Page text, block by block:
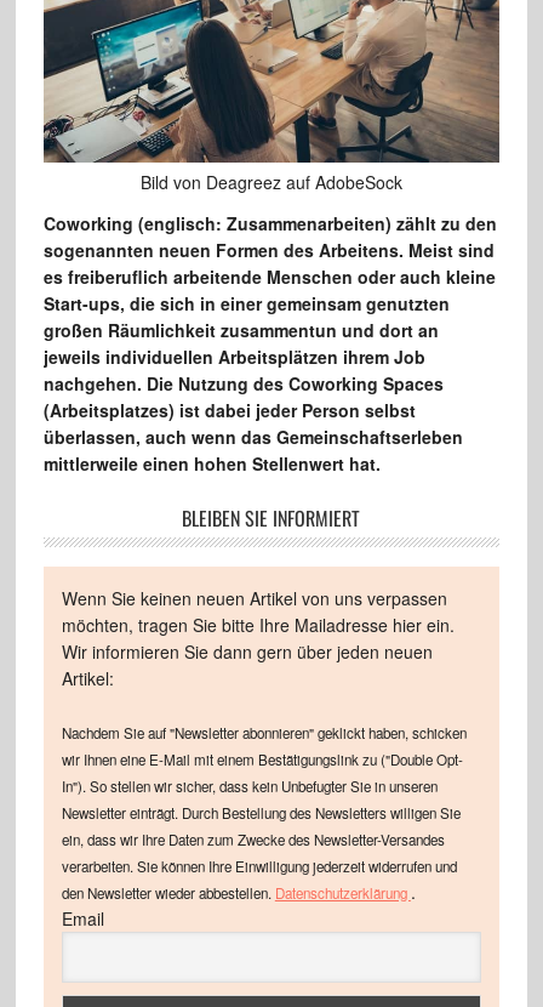
Bild von Deagreez auf AdobeSock
Coworking (englisch: Zusammenarbeiten) zählt zu den
sogenannten neuen Formen des Arbeitens. Meist sind
es freiberuflich arbeitende Menschen oder auch kleine
Start-ups, die sich in einer gemeinsam genutzten
großen Räumlichkeit zusammentun und dort an
jeweils individuellen Arbeitsplätzen ihrem Job
nachgehen. Die Nutzung des Coworking Spaces
(Arbeitsplatzes) ist dabei jeder Person selbst
überlassen, auch wenn das Gemeinschaftserleben
mittlerweile einen hohen Stellenwert hat.
BLEIBEN SIE INFORMIERT
Wenn Sie keinen neuen Artikel von uns verpassen
möchten, tragen Sie bitte Ihre Mailadresse hier ein.
Wir informieren Sie dann gern über jeden neuen
Artikel:
Nachdem Sie auf "Newsletter abonnieren" geklickt haben, schicken
wir Ihnen eine E-Mail mit einem Bestätigungslink zu ("Double Opt-
In"). So stellen wir sicher, dass kein Unbefugter Sie in unseren
Newsletter einträgt. Durch Bestellung des Newsletters willigen Sie
ein, dass wir Ihre Daten zum Zwecke des Newsletter-Versandes
verarbeiten. Sie können Ihre Einwilligung jederzeit widerrufen und
den Newsletter wieder abbestellen. Datenschutzerklärung .
Email